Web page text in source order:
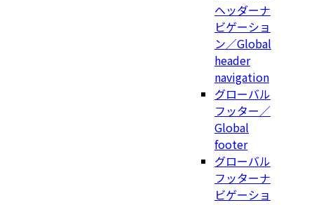
ヘッダーナ
ビゲーショ
ン／Global
header
navigation
グローバル
フッター／
Global
footer
グローバル
フッターナ
ビゲーショ